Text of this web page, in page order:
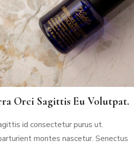
Orci Sagittis Eu Volutpat.
id consectetur purus ut.
montes nascetur. Senectus